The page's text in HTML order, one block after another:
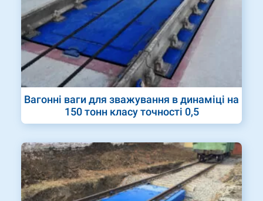
Вагонні ваги для зважування в динаміці на
150 тонн класу точності 0,5